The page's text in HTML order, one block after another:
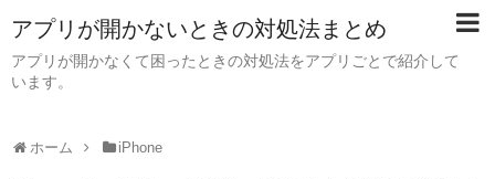
アプリが開かないときの対処法まとめ
アプリが開かなくて困ったときの対処法をアプリごとで紹介して
います。
ホーム iPhone